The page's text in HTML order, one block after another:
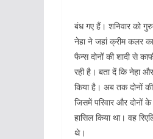
बंध गए हैं। शनिवार को
नेहा ने जहां क्रीम कलर
फैन्स दोनों की शादी से
रही है। बता दें कि नेहा
किया है। अब तक दोनों
जिसमें परिवार और दोनों
हासिल किया था। वह
थे।